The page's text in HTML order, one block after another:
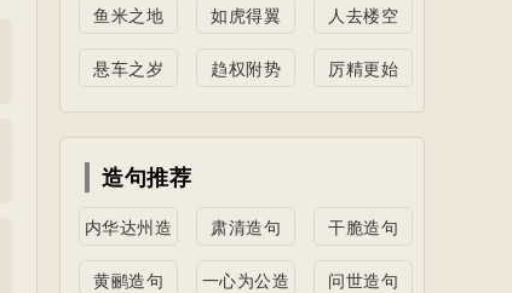
鱼米之地 如虎得翼 人去楼空
悬车之岁 趋权附势 厉精更始
造句推荐
内华达州造
肃清造句 干脆造句
黄鹂造句
一心为公造
问世造句